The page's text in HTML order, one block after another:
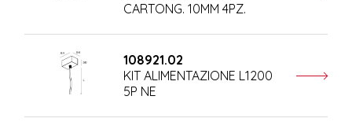
CARTONG. 10MM 4PZ.
108921.02
KIT ALIMENTAZIONE L1200
5P NE